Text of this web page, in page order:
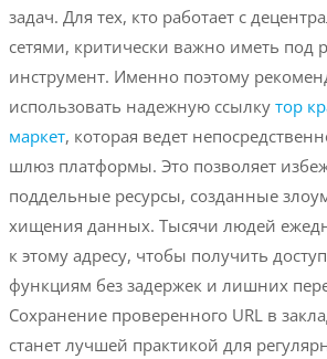
задач. Для тех, кто работает с
сетями, критически важно иметь под
инструмент. Именно поэтому
использовать надежную ссылку тор
маркет, которая ведет
шлюз платформы. Это позволяет
поддельные ресурсы, созданные
хищения данных. Тысячи людей
к этому адресу, чтобы получить
функциям без задержек и лишних
Сохранение проверенного URL в
станет лучшей практикой для